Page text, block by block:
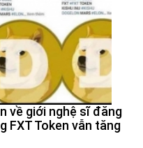
về giới nghệ sĩ đăng
FXT Token vẫn tăng